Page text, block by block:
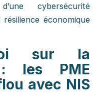
cybersécurité
économique
sur la
: les PME
avec NIS